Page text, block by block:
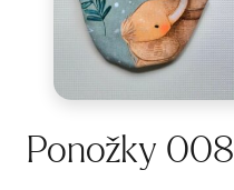
Ponožky 008